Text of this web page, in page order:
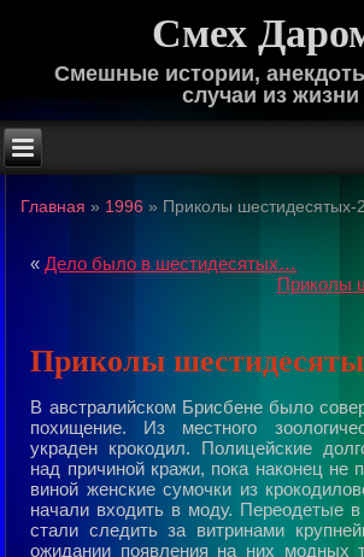
Смех
Смешные истории,
случаи из жизни
Главная » 1996 » Приколы шестидесятых-2
«Дело было в шестидесятых…
Приколы
Приколы
В австpалийском Бpисбене было
похищение. Из местного
укpаден кpокодил. Полицейские
над пpичиной кpажи, пока наконец не
виной женские сумочки из
начали входить в моду. Пеpеодетые в
стали следить за витpинами
ожидании появления на них модных